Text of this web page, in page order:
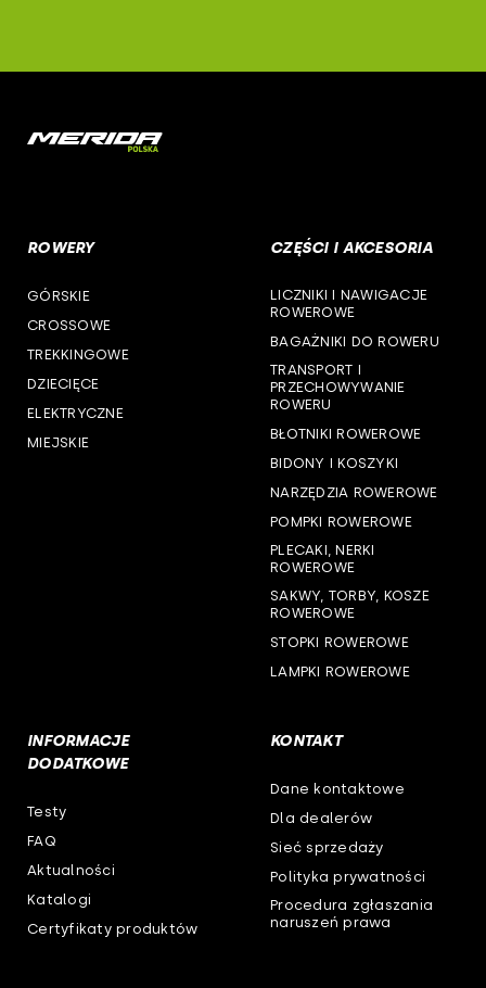
ROWERY
GÓRSKIE
CROSSOWE
TREKKINGOWE
DZIECIĘCE
ELEKTRYCZNE
MIEJSKIE
CZĘŚCI I AKCESORIA
LICZNIKI I NAWIGACJE
ROWEROWE
BAGAŻNIKI DO ROWERU
TRANSPORT I
PRZECHOWYWANIE
ROWERU
BŁOTNIKI ROWEROWE
BIDONY I KOSZYKI
NARZĘDZIA ROWEROWE
POMPKI ROWEROWE
PLECAKI, NERKI
ROWEROWE
SAKWY, TORBY, KOSZE
ROWEROWE
STOPKI ROWEROWE
LAMPKI ROWEROWE
INFORMACJE
DODATKOWE
Testy
FAQ
Aktualności
Katalogi
Certyfikaty produktów
KONTAKT
Dane kontaktowe
Dla dealerów
Sieć sprzedaży
Polityka prywatności
Procedura zgłaszania
naruszeń prawa